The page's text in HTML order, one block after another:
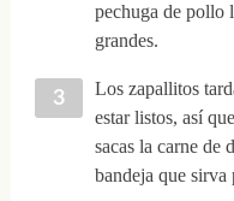
pechuga de pollo
grandes.
Los zapallitos
estar listos, así
sacas la carne de
bandeja que sirva